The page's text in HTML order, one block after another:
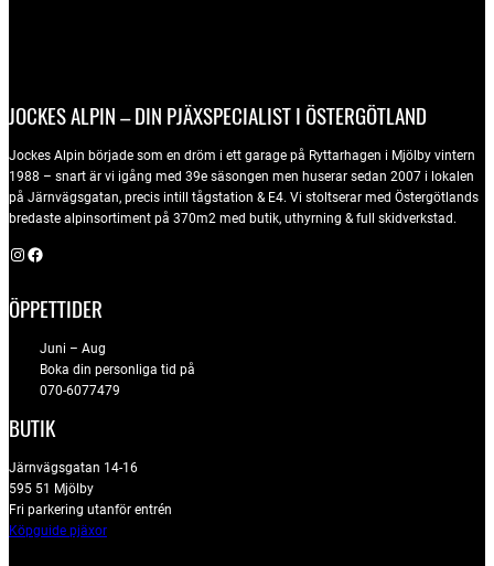
JOCKES ALPIN – DIN PJÄXSPECIALIST I ÖSTERGÖTLAND
Jockes Alpin började som en dröm i ett garage på Ryttarhagen i Mjölby vintern
1988 – snart är vi igång med 39e säsongen men huserar sedan 2007 i lokalen
på Järnvägsgatan, precis intill tågstation & E4. Vi stoltserar med Östergötlands
bredaste alpinsortiment på 370m2 med butik, uthyrning & full skidverkstad.
Instagram Facebook
ÖPPETTIDER
Juni – Aug
Boka din personliga tid på
070-6077479
BUTIK
Järnvägsgatan 14-16
595 51 Mjölby
Fri parkering utanför entrén
Köpguide pjäxor